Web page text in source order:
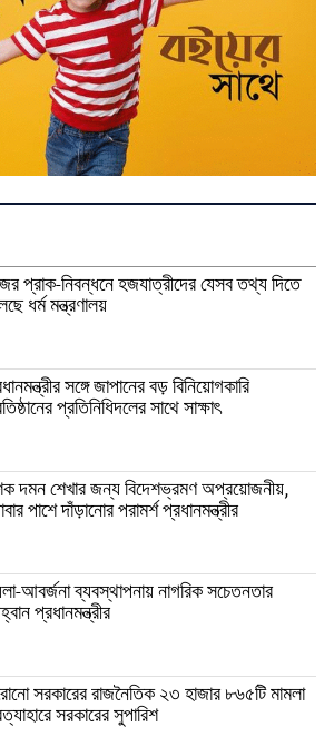
প্রাক-নিবন্ধনে হজযাত্রীদের যেসব তথ্য দিতে
ধর্ম মন্ত্রণালয়
সঙ্গে জাপানের বড় বিনিয়োগকারি
প্রতিনিধিদলের সাথে সাক্ষাৎ
দমন শেখার জন্য বিদেশভ্রমণ অপ্রয়োজনীয়,
পাশে দাঁড়ানোর পরামর্শ প্রধানমন্ত্রীর
আবর্জনা ব্যবস্থাপনায় নাগরিক সচেতনতার
প্রধানমন্ত্রীর
সরকারের রাজনৈতিক ২৩ হাজার ৮৬৫টি মামলা
সরকারের সুপারিশ